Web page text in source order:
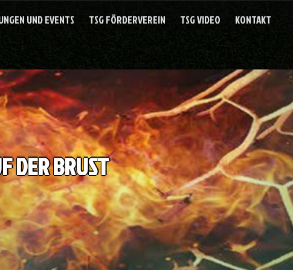
UND EVENTS TSG FÖRDERVEREIN TSG VIDEO KONTAKT
DER BRUST